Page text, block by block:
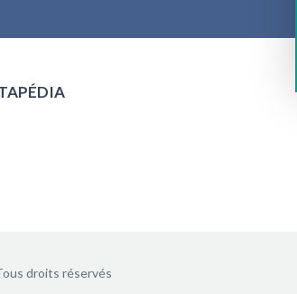
droits réservés